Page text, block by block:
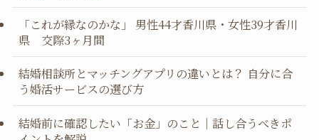
「これが縁なのかな」 男性44才香川県・女性39才香川
県 交際3ヶ月間
結婚相談所とマッチングアプリの違いとは？ 自分に合
う婚活サービスの選び方
結婚前に確認したい「お金」のこと｜話し合うべきポ